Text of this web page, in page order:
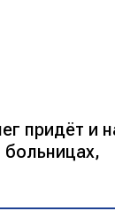
придёт и
больницах,